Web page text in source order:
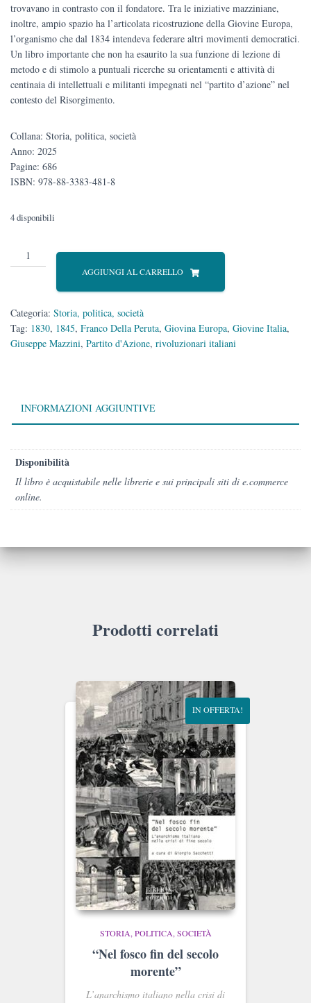
trovavano in contrasto con il fondatore. Tra le iniziative mazziniane,
inoltre, ampio spazio ha l’articolata ricostruzione della Giovine Europa,
l’organismo che dal 1834 intendeva federare altri movimenti democratici.
Un libro importante che non ha esaurito la sua funzione di lezione di
metodo e di stimolo a puntuali ricerche su orientamenti e attività di
centinaia di intellettuali e militanti impegnati nel “partito d’azione” nel
contesto del Risorgimento.
Collana: Storia, politica, società
Anno: 2025
Pagine: 686
ISBN: 978-88-3383-481-8
4 disponibili
Mazzini
e
rivoluzionari
italiani
quantità
AGGIUNGI AL CARRELLO
Categoria: Storia, politica, società
Tag: 1830, 1845, Franco Della Peruta, Giovina Europa, Giovine Italia,
Giuseppe Mazzini, Partito d'Azione, rivoluzionari italiani
INFORMAZIONI AGGIUNTIVE
Disponibilità
Il libro è acquistabile nelle librerie e sui principali siti di e.commerce
online.
Prodotti correlati
IN OFFERTA!
STORIA, POLITICA, SOCIETÀ
“Nel fosco fin del secolo
morente”
L’anarchismo italiano nella crisi di